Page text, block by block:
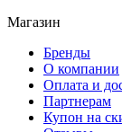
Магазин
Бренды
О компании
Оплата и
Партнерам
Купон на